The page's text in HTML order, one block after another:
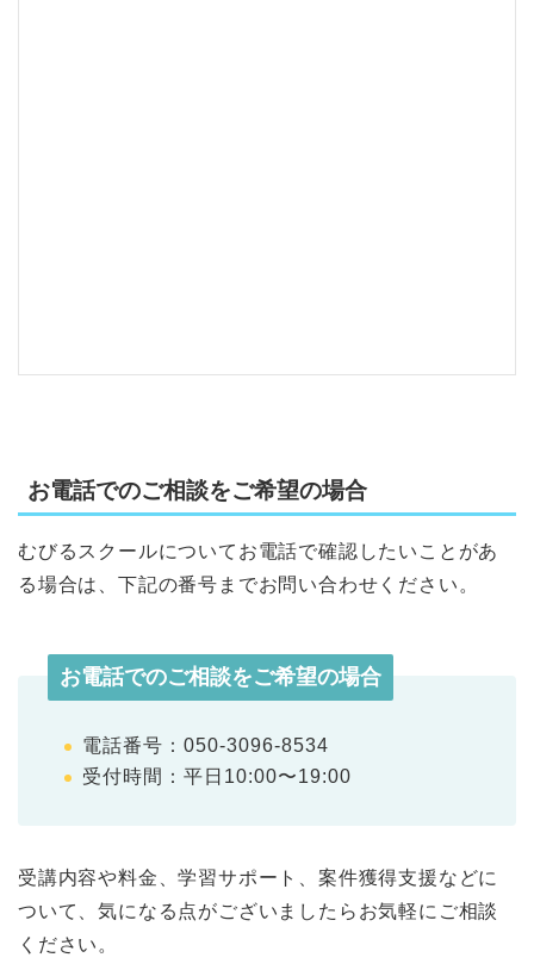
お電話でのご相談をご希望の場合
むびるスクールについてお電話で確認したいことがあ
る場合は、下記の番号までお問い合わせください。
お電話でのご相談をご希望の場合
電話番号：050-3096-8534
受付時間：平日10:00〜19:00
受講内容や料金、学習サポート、案件獲得支援などに
ついて、気になる点がございましたらお気軽にご相談
ください。